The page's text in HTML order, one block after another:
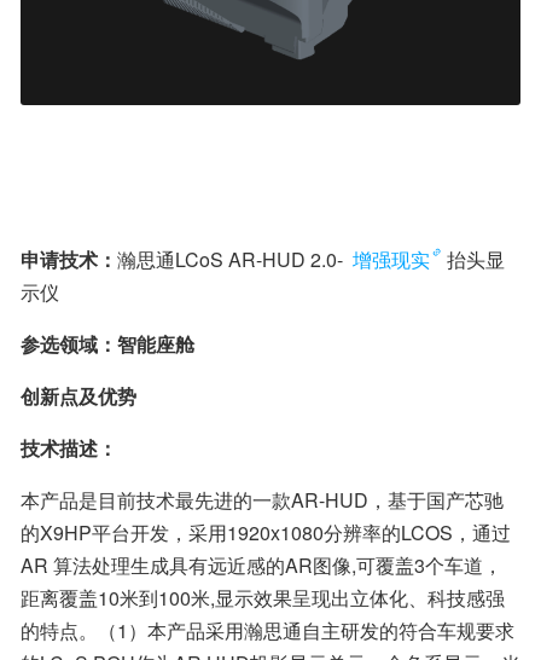
申请技术： 瀚思通LCoS AR-HUD 2.0- 增强现实
抬头显
示仪
参选领域：智能座舱
创新点及优势
技术描述：
本产品是目前技术最先进的一款AR-HUD，基于国产芯驰
的X9HP平台开发，采用1920x1080分辨率的LCOS，通过
AR 算法处理生成具有远近感的AR图像,可覆盖3个车道，
距离覆盖10米到100米,显示效果呈现出立体化、科技感强
的特点。（1）本产品采用瀚思通自主研发的符合车规要求